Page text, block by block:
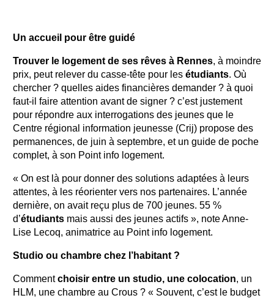
Un accueil pour être guidé
Trouver le logement de ses rêves à Rennes, à moindre
prix, peut relever du casse-tête pour les étudiants. Où
chercher ? quelles aides financières demander ? à quoi
faut-il faire attention avant de signer ? c’est justement
pour répondre aux interrogations des jeunes que le
Centre régional information jeunesse (Crij) propose des
permanences, de juin à septembre, et un guide de poche
complet, à son Point info logement.
« On est là pour donner des solutions adaptées à leurs
attentes, à les réorienter vers nos partenaires. L’année
dernière, on avait reçu plus de 700 jeunes. 55 %
d’étudiants mais aussi des jeunes actifs », note Anne-
Lise Lecoq, animatrice au Point info logement.
Studio ou chambre chez l’habitant ?
Commentchoisir entre un studio, une colocation, un
HLM, une chambre au Crous ? « Souvent, c’est le budget